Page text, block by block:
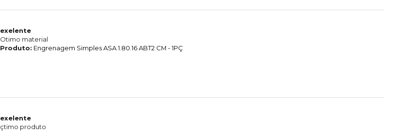
exelente
Otimo material
Produto: Engrenagem Simples ASA 1.80.16 ABT2 CM - 1PÇ
exelente
çtimo produto